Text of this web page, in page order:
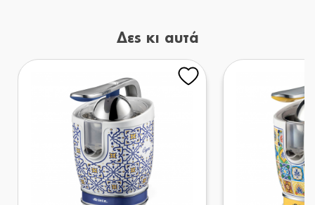
Δες κι αυτά